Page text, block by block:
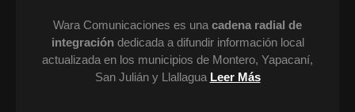
Wara Comunicaciones es una cadena radial de
integracióndedicada a difundir información local
actualizada en los municipios de Montero, Yapacaní,
San Julián y Llallagua Leer Más